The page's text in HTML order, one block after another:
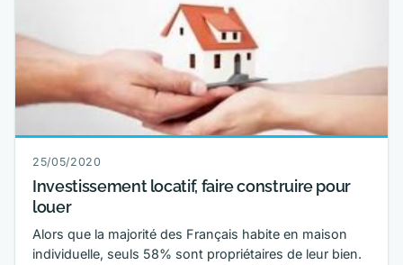
25/05/2020
Investissement locatif, faire construire pour
louer
Alors que la majorité des Français habite en maison
individuelle, seuls 58% sont propriétaires de leur bien.